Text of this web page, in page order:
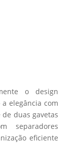
o design
elegância com
duas gavetas
separadores
eficiente